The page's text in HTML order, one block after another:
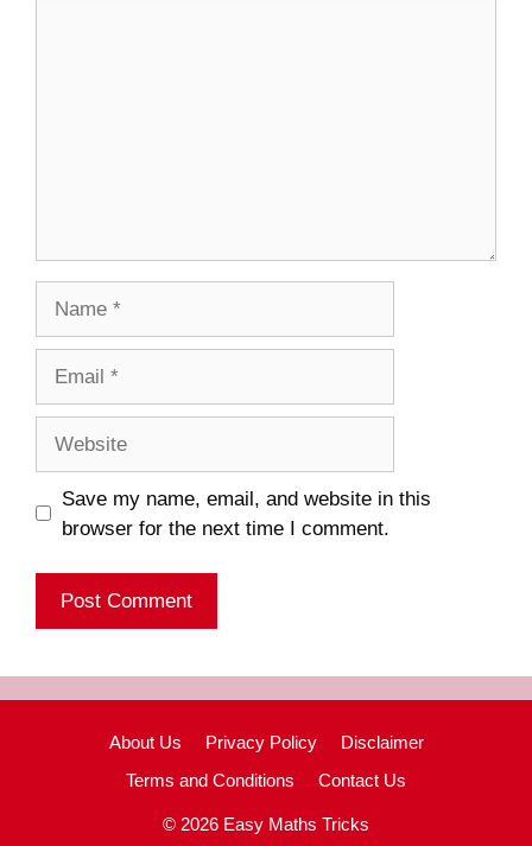
Save my name, email, and website in this
browser for the next time I comment.
About Us Privacy Policy
Disclaimer
Terms and Conditions
Contact Us
© 2026 Easy Maths Tricks